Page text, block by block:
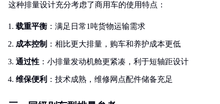
这种排量设计充分考虑了商用车的使用特点：
载重平衡 ：满足日常1吨货物运输需求
成本控制 ：相比更大排量，购车和养护成本更低
通过性 ：小排量发动机舱更紧凑，利于短轴距设计
维保便利 ：技术成熟，维修网点配件储备充足